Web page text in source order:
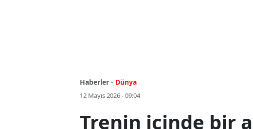
Haberler - Dünya
12 Mayıs 2026 - 09:04
Trenin içinde bir